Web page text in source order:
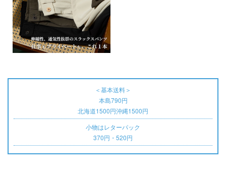
＜基本送料＞
本島790円
北海道1500円沖縄1500円
小物はレターパック
370円・520円